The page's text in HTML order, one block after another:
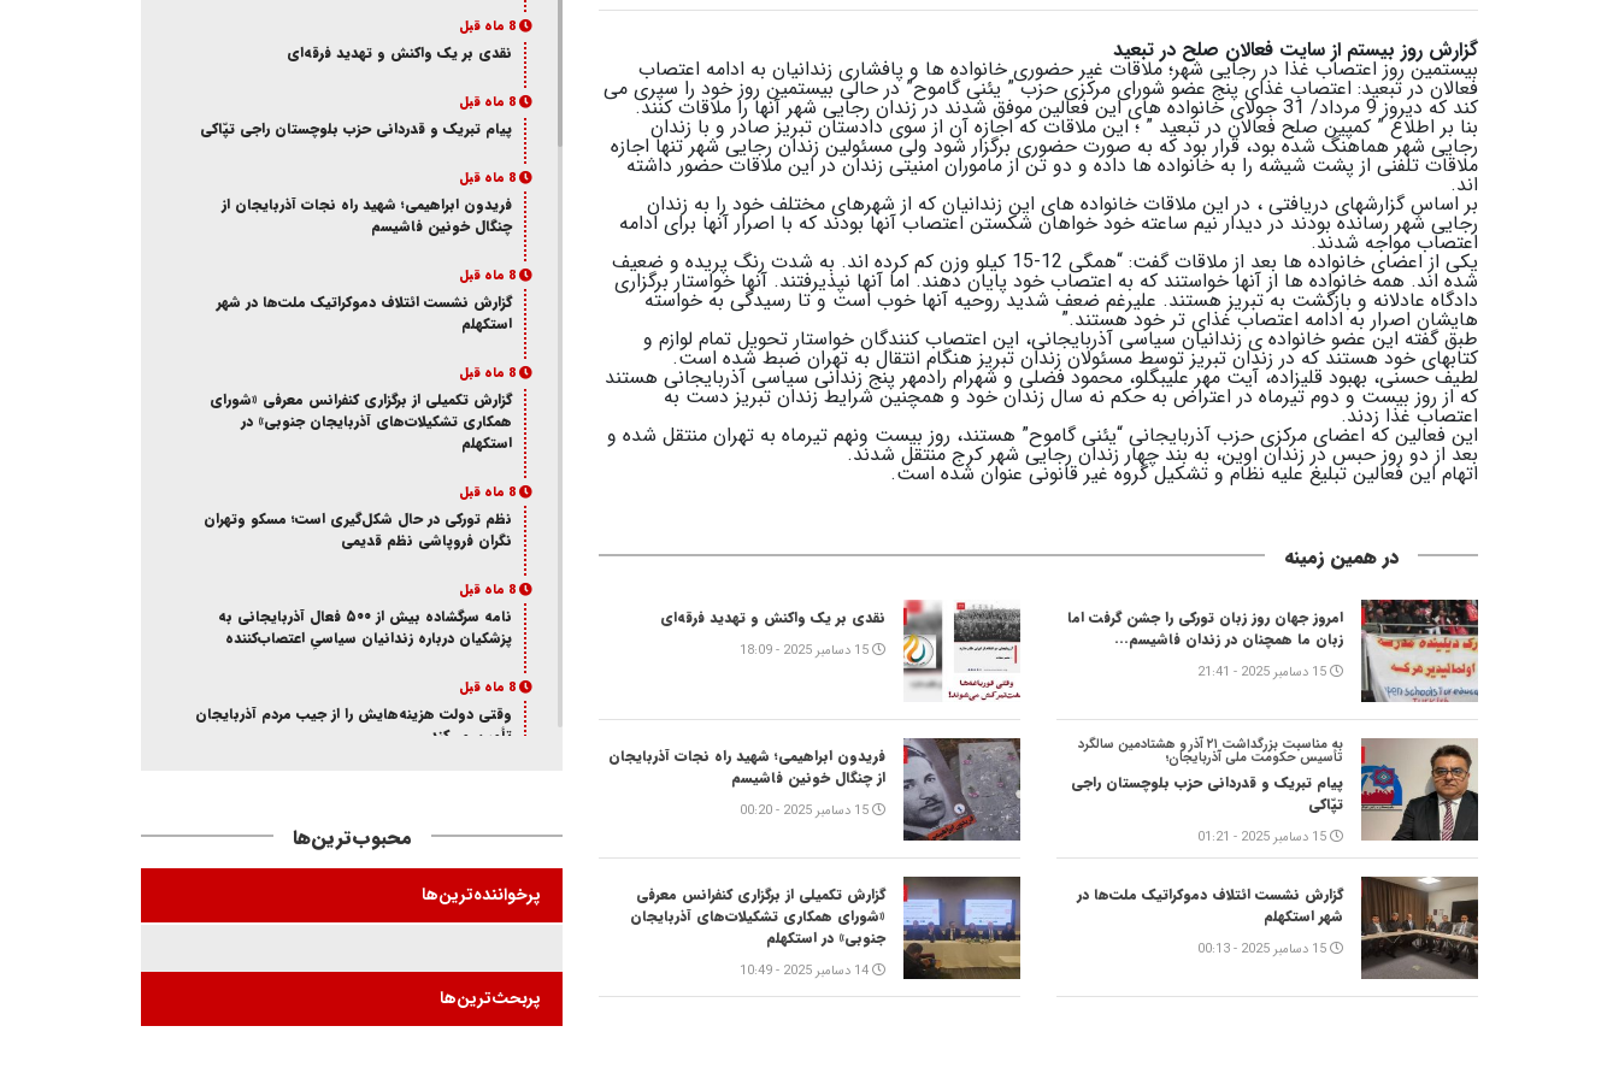
گزارش روز بیستم از سایت فعالان صلح در تبعید
بیستمین روز اعتصاب غذا در رجایی شهر؛ ملاقات غیر حضوری خانواده ها و پافشاری زندانیان به ادامه اعتصاب
فعالان در تبعید: اعتصاب غذای پنج عضو شورای مرکزی حزب ” یئنی گاموح” در حالی بیستمین روز خود را سپری می
کند که دیروز 9 مرداد/ 31 جولای خانواده های این فعالین موفق شدند در زندان رجایی شهر آنها را ملاقات کنند.
بنا بر اطلاع ” کمپین صلح فعالان در تبعید ” ؛ این ملاقات که اجازه آن از سوی دادستان تبریز صادر و با زندان
رجایی شهر هماهنگ شده بود، قرار بود که به صورت حضوری برگزار شود ولی مسئولین زندان رجایی شهر تنها اجازه
ملاقات تلفنی از پشت شیشه را به خانواده ها داده و دو تن از ماموران امنیتی زندان در این ملاقات حضور داشته
اند.
بر اساس گزارشهای دریافتی ، در این ملاقات خانواده های این زندانیان که از شهرهای مختلف خود را به زندان
رجایی شهر رسانده بودند در دیدار نیم ساعته خود خواهان شکستن اعتصاب آنها بودند که با اصرار آنها برای ادامه
اعتصاب مواجه شدند.
یکی از اعضای خانواده ها بعد از ملاقات گفت: “همگی 12-15 کیلو وزن کم کرده اند. به شدت رنگ پریده و ضعیف
شده اند. همه خانواده ها از آنها خواستند که به اعتصاب خود پایان دهند. اما آنها نپذیرفتند. آنها خواستار برگزاری
دادگاه عادلانه و بازگشت به تبریز هستند. علیرغم ضعف شدید روحیه آنها خوب است و تا رسیدگی به خواسته
هایشان اصرار به ادامه اعتصاب غذای تر خود هستند.”
طبق گفته این عضو خانواده ی زندانیان سیاسی آذربایجانی، این اعتصاب کنندگان خواستار تحویل تمام لوازم و
کتابهای خود هستند که در زندان تبریز توسط مسئولان زندان تبریز هنگام انتقال به تهران ضبط شده است.
لطیف حسنی، بهبود قلیزاده، آیت مهر علیبگلو، محمود فضلی و شهرام رادمهر پنج زندانی سیاسی آذربایجانی هستند
که از روز بیست و دوم تیرماه در اعتراض به حکم نه سال زندان خود و همچنین شرایط زندان تبریز دست به
اعتصاب غذا زدند.
این فعالین که اعضای مرکزی حزب آذربایجانی “یئنی گاموح” هستند، روز بیست ونهم تیرماه به تهران منتقل شده و
بعد از دو روز حبس در زندان اوین، به بند چهار زندان رجایی شهر کرج منتقل شدند.
اتهام این فعالین تبلیغ علیه نظام و تشکیل گروه غیر قانونی عنوان شده است.
در همین زمینه
امروز جهان روز زبان تورکی را جشن گرفت اما
زبان ما همچنان در زندان فاشیسم...
15 دسامبر 2025 - 21:41
نقدی بر یک واکنش و‌ تهدید فرقه‌ای
15 دسامبر 2025 - 18:09
به مناسبت بزرگداشت ۲۱ آذر و هشتادمین سالگرد
تأسیس حکومت ملی آذربایجان؛
پیام تبریک و قدردانی حزب بلوچستان راجی
تپّاکی
15 دسامبر 2025 - 01:21
فریدون ابراهیمی؛ شهید راه نجات آذربایجان
از چنگال خونین فاشیسم
15 دسامبر 2025 - 00:20
گزارش نشست ائتلاف دموکراتیک ملت‌ها در
شهر استکهلم
15 دسامبر 2025 - 00:13
گزارش تکمیلی از برگزاری کنفرانس معرفی
«شورای همکاری تشکیلات‌های آذربایجان
جنوبی» در استکهلم
14 دسامبر 2025 - 10:49
8 ماه قبل
نقدی بر یک واکنش و‌ تهدید فرقه‌ای
8 ماه قبل
پیام تبریک و قدردانی حزب بلوچستان راجی تپّاکی
8 ماه قبل
فریدون ابراهیمی؛ شهید راه نجات آذربایجان از
چنگال خونین فاشیسم
8 ماه قبل
گزارش نشست ائتلاف دموکراتیک ملت‌ها در شهر
استکهلم
8 ماه قبل
گزارش تکمیلی از برگزاری کنفرانس معرفی «شورای
همکاری تشکیلات‌های آذربایجان جنوبی» در
استکهلم
8 ماه قبل
نظم تورکی در حال شکل‌گیری است؛ مسکو وتهران
نگران فروپاشی نظم قدیمی
8 ماه قبل
نامه سرگشاده بیش از ۵۰۰ فعال آذربایجانی به
پزشکیان درباره زندانیان سیاسیِ اعتصاب‌کننده
8 ماه قبل
وقتی دولت هزینه‌هایش را از جیب مردم آذربایجان
تأمین می‌کند
از انکار هویت تا اتهام جاسوسی
محبوب‌ترین‌ها
پرخواننده‌ترین‌ها
پربحث‌ترین‌ها